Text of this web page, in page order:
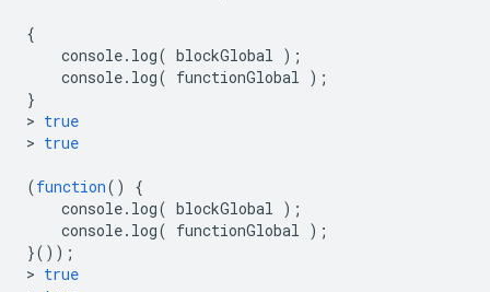
{
console. log( blockGlobal );
console. log( functionGlobal );
}
> true
> true
(function()
{
console. log( blockGlobal );
console. log( functionGlobal );
}());
> true